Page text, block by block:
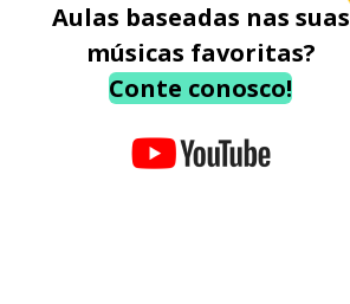
Aulas baseadas nas suas
músicas favoritas?
Conte conosco!